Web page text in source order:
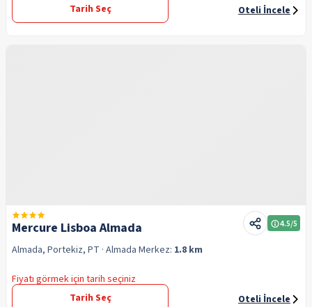
Tarih Seç
Oteli İncele
Mercure Lisboa Almada 4.5/5
Almada, Portekiz, PT · Almada Merkez: 1.8 km
Fiyatı görmek için tarih seçiniz
Tarih Seç
Oteli İncele